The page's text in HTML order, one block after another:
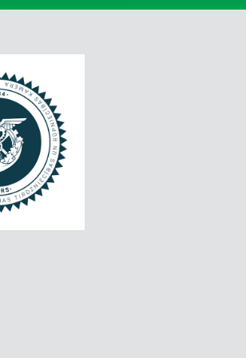
ĪPAŠĀ CENA
IZBAUDI EIROPU
IZZINOŠIE VELOPĀRGĀJIENI
KALNI LIELI, MAZI UN PĀRGĀJIENI
KRUĪZI
RĪGAS EKSKURSIJAS